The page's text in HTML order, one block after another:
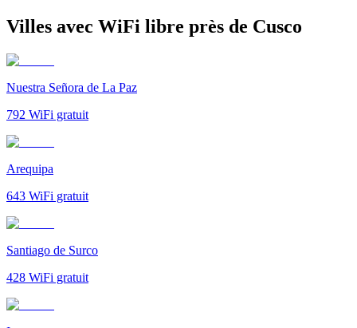
Villes avec WiFi libre près de Cusco
Nuestra Señora de La Paz
792 WiFi gratuit
Arequipa
643 WiFi gratuit
Santiago de Surco
428 WiFi gratuit